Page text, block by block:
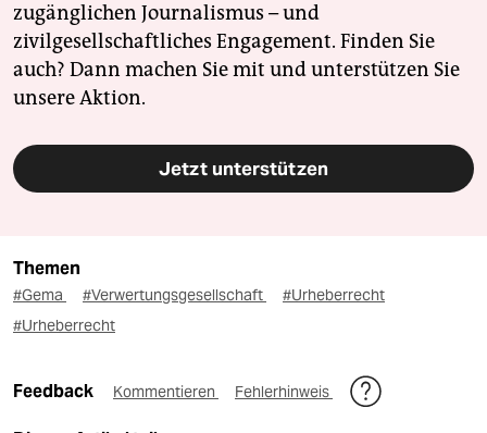
zugänglichen Journalismus – und
zivilgesellschaftliches Engagement. Finden Sie
auch? Dann machen Sie mit und unterstützen Sie
unsere Aktion.
Jetzt unterstützen
Themen
#Gema #Verwertungsgesellschaft
#Urheberrecht
#Urheberrecht
Feedback Kommentieren Fehlerhinweis